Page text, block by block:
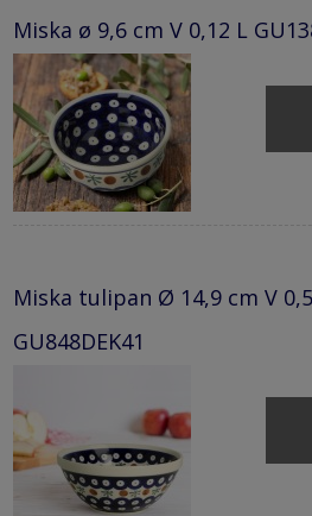
Miska ø 9,6 cm V 0,12 L
Miska tulipan Ø 14,9 cm V
GU848DEK41